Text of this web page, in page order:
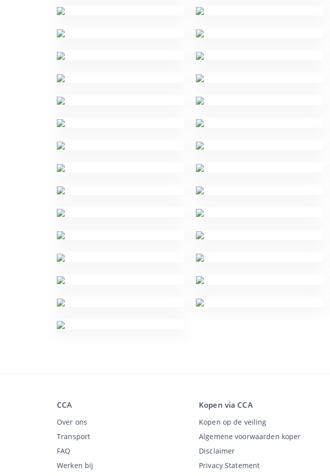
CCA
Over ons
Transport
FAQ
Werken bij
Kopen via CCA
Kopen op de veiling
Algemene voorwaarden koper
Disclaimer
Privacy Statement